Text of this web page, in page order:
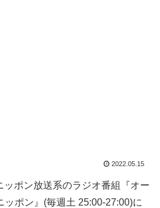
2022.05.15
ポン放送系のラジオ番組『オー
ッポン』(毎週土 25:00-27:00)に